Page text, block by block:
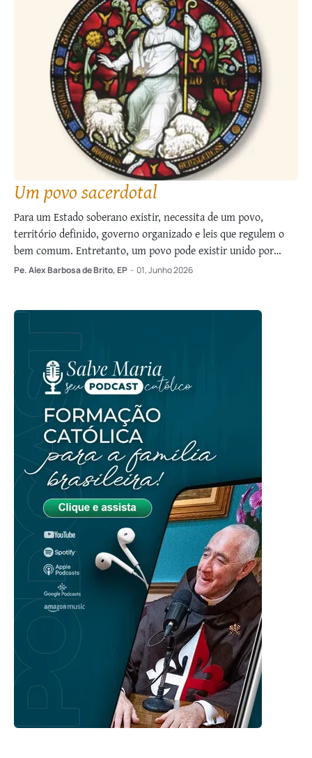
Um povo sacerdotal
Para um Estado soberano existir, necessita de um povo,
território definido, governo organizado e leis que regulem o
bem comum. Entretanto, um povo pode existir unido por
laços culturais ou espirituais, mesmo desprovido de território
Pe. Alex Barbosa de Brito, EP - 01, Junho 2026